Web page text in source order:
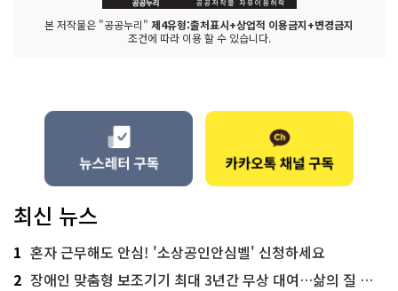
본 저작물은 "공공누리" 제4유형:출처표시+상업적 이용금지+변경금지
조건에 따라 이용 할 수 있습니다.
최신 뉴스
1 혼자 근무해도 안심! '소상공인안심벨' 신청하세요
2 장애인 맞춤형 보조기기 최대 3년간 무상 대여…삶의 질 높인다